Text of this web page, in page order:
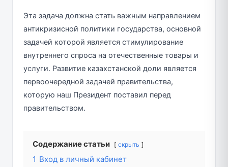
Эта задача должна стать важным направлением
антикризисной политики государства, основной
задачей которой является стимулирование
внутреннего спроса на отечественные товары и
услуги. Развитие казахстанской доли является
первоочередной задачей правительства,
которую наш Президент поставил перед
правительством.
Содержание статьи скрыть
1 Вход в личный кабинет